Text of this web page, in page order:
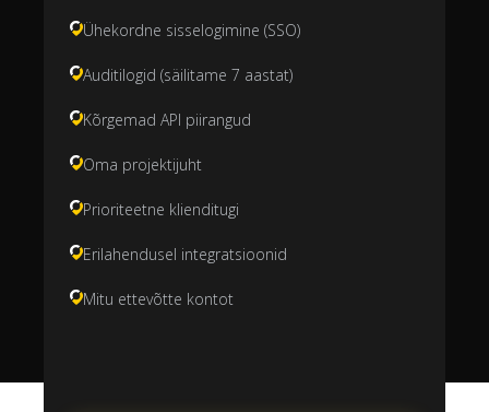
Ühekordne sisselogimine (SSO)
Auditilogid (säilitame 7 aastat)
Kõrgemad API piirangud
Oma projektijuht
Prioriteetne klienditugi
Erilahendusel integratsioonid
Mitu ettevõtte kontot